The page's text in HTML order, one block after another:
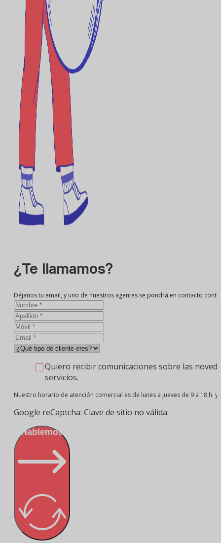
¿Te llamamos?
Déjanos tu email, y uno de nuestros agentes se pondrá en contacto
Quiero recibir comunicaciones sobre las
servicios.
Nuestro horario de atención comercial es de lunes a jueves de 9 a 18 h.
Google reCaptcha: Clave de sitio no válida.
¡Hablemos!